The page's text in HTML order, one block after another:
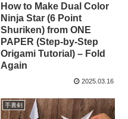
How to Make Dual Color
Ninja Star (6 Point
Shuriken) from ONE
PAPER (Step-by-Step
Origami Tutorial) – Fold
Again
2025.03.16
手裏剣